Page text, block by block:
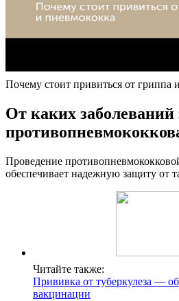
Почему стоит привиться от гриппа
От каких
Проведение
обеспечивает надежную защиту от
Читайте также:
Прививка от туберкулеза —
вакцинации